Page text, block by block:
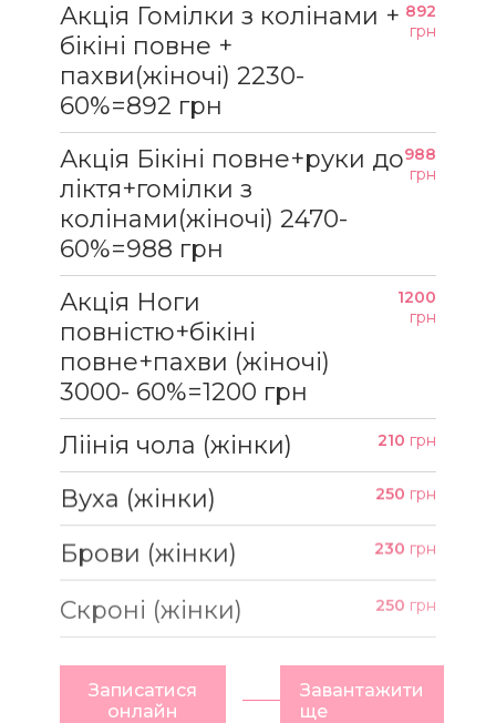
Акція Гомілки з колінами +
бікіні повне +
пахви(жіночі) 2230-
60%=892 грн
892
грн
Акція Бікіні повне+руки до
ліктя+гомілки з
колінами(жіночі) 2470-
60%=988 грн
988
грн
Акція Ноги
повністю+бікіні
повне+пахви (жіночі)
3000- 60%=1200 грн
1200
грн
Ліінія чола (жінки) 210 грн
Вуха (жінки) 250 грн
Брови (жінки) 230 грн
Скроні (жінки) 250 грн
Записатися
онлайн
Завантажити
ще